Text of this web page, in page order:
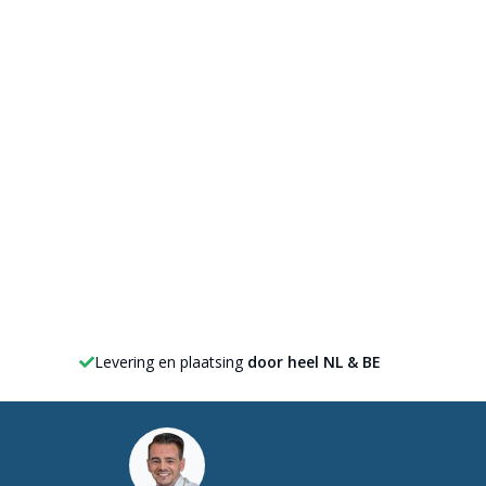
Levering en plaatsing door heel NL & BE